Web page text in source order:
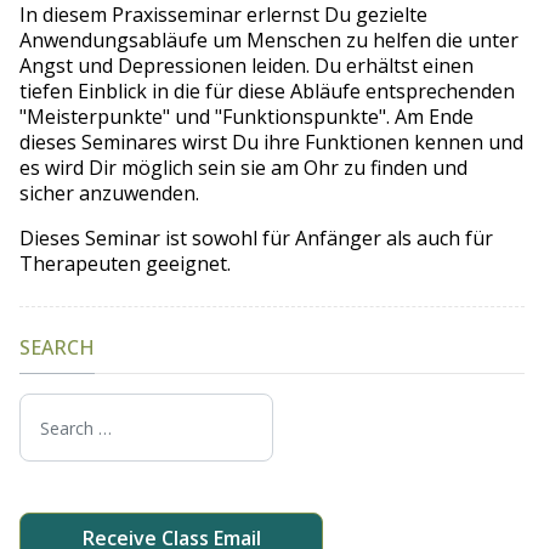
In diesem Praxisseminar erlernst Du gezielte
Anwendungsabläufe um Menschen zu helfen die unter
Angst und Depressionen leiden. Du erhältst einen
tiefen Einblick in die für diese Abläufe entsprechenden
"Meisterpunkte" und "Funktionspunkte". Am Ende
dieses Seminares wirst Du ihre Funktionen kennen und
es wird Dir möglich sein sie am Ohr zu finden und
sicher anzuwenden.
Dieses Seminar ist sowohl für Anfänger als auch für
Therapeuten geeignet.
SEARCH
Search
Receive Class Email